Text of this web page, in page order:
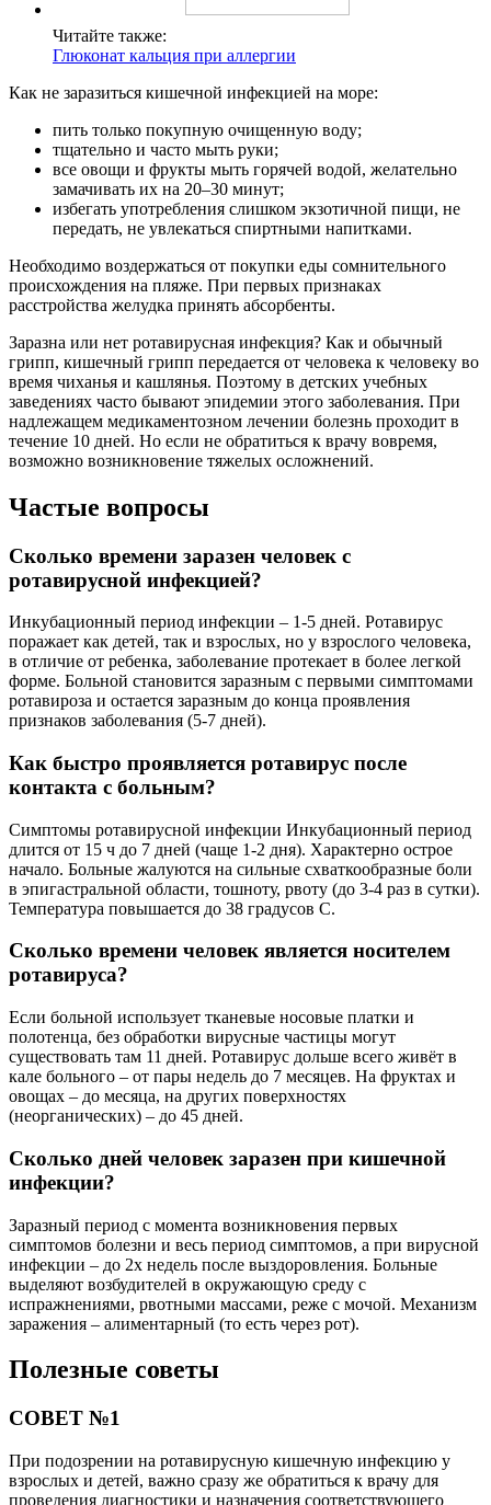
Читайте также:
Глюконат кальция при аллергии
Как не заразиться кишечной инфекцией на море:
пить только покупную очищенную воду;
тщательно и часто мыть руки;
все овощи и фрукты мыть горячей водой, желательно
замачивать их на 20–30 минут;
избегать употребления слишком экзотичной пищи, не
передать, не увлекаться спиртными напитками.
Необходимо воздержаться от покупки еды сомнительного
происхождения на пляже. При первых признаках
расстройства желудка принять абсорбенты.
Заразна или нет ротавирусная инфекция? Как и обычный
грипп, кишечный грипп передается от человека к человеку во
время чиханья и кашлянья. Поэтому в детских учебных
заведениях часто бывают эпидемии этого заболевания. При
надлежащем медикаментозном лечении болезнь проходит в
течение 10 дней. Но если не обратиться к врачу вовремя,
возможно возникновение тяжелых осложнений.
Частые вопросы
Сколько времени заразен человек с
ротавирусной инфекцией?
Инкубационный период инфекции – 1-5 дней. Ротавирус
поражает как детей, так и взрослых, но у взрослого человека,
в отличие от ребенка, заболевание протекает в более легкой
форме. Больной становится заразным с первыми симптомами
ротавироза и остается заразным до конца проявления
признаков заболевания (5-7 дней).
Как быстро проявляется ротавирус после
контакта с больным?
Симптомы ротавирусной инфекции Инкубационный период
длится от 15 ч до 7 дней (чаще 1-2 дня). Характерно острое
начало. Больные жалуются на сильные схваткообразные боли
в эпигастральной области, тошноту, рвоту (до 3-4 раз в сутки).
Температура повышается до 38 градусов С.
Сколько времени человек является носителем
ротавируса?
Если больной использует тканевые носовые платки и
полотенца, без обработки вирусные частицы могут
существовать там 11 дней. Ротавирус дольше всего живёт в
кале больного – от пары недель до 7 месяцев. На фруктах и
овощах – до месяца, на других поверхностях
(неорганических) – до 45 дней.
Сколько дней человек заразен при кишечной
инфекции?
Заразный период с момента возникновения первых
симптомов болезни и весь период симптомов, а при вирусной
инфекции – до 2х недель после выздоровления. Больные
выделяют возбудителей в окружающую среду с
испражнениями, рвотными массами, реже с мочой. Механизм
заражения – алиментарный (то есть через рот).
Полезные советы
СОВЕТ №1
При подозрении на ротавирусную кишечную инфекцию у
взрослых и детей, важно сразу же обратиться к врачу для
проведения диагностики и назначения соответствующего